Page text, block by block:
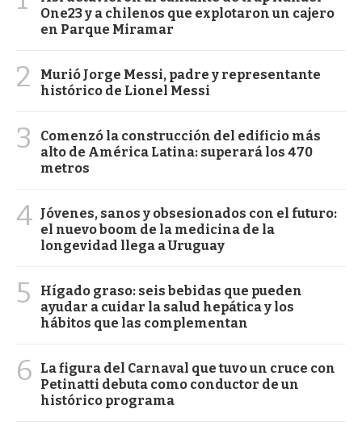
One23 y a chilenos que explotaron un cajero
en Parque Miramar
2
Murió Jorge Messi, padre y representante
histórico de Lionel Messi
3
Comenzó la construcción del edificio más
alto de América Latina: superará los 470
metros
4 Jóvenes, sanos y obsesionados con el futuro:
el nuevo boom de la medicina de la
longevidad llega a Uruguay
5
Hígado graso: seis bebidas que pueden
ayudar a cuidar la salud hepática y los
hábitos que las complementan
6
La figura del Carnaval que tuvo un cruce con
Petinatti debuta como conductor de un
histórico programa